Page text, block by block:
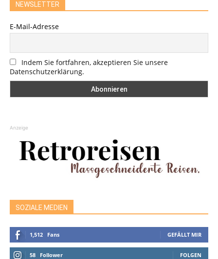
NEWSLETTER
E-Mail-Adresse
Indem Sie fortfahren, akzeptieren Sie unsere
Datenschutzerklärung.
Anzeige
SOZIALE MEDIEN
1,512 Fans GEFÄLLT MIR
58 Follower FOLGEN